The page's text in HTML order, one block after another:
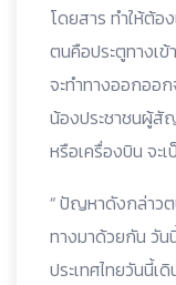
โดยสาร ทำให้ต้
ตนคือประตูทางเ
จะทำทางออกออ
น้องประชาชนผู้สั
หรือเครื่องบิน จะ
“ ปัญหาดังกล่าวต
ทางมาด้วยกัน วั
ประเทศไทยวันนี้เ